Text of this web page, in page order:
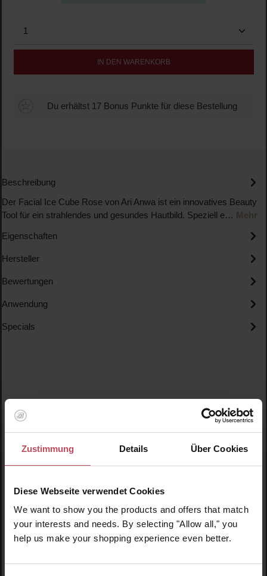
Zustimmung Details Über Cookies
Diese Webseite verwendet Cookies
We want to show you the products and offers that match
your interests and needs. By selecting "Allow all," you
help us make your shopping experience even better.
Produkt Anzahl: Gib den gewünschten Wert ein
IN DEN WARENKORB
Du erhältst 17 Bonus Punkte für diese Bestellung
Beschreibung
Der Facial Ice Cube Rose von Ari Anwa ist ein innovatives Beauty
Tool für ein strahlendes und gesundes Hautbild. Speziell e… Mehr
Eigenschaften
Hersteller
Bewertungen
Anwendung
Specials
Neu